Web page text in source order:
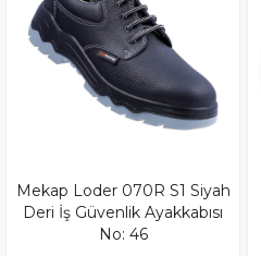
Mekap Loder 070R S1 Siyah
Deri İş Güvenlik Ayakkabısı
No: 46